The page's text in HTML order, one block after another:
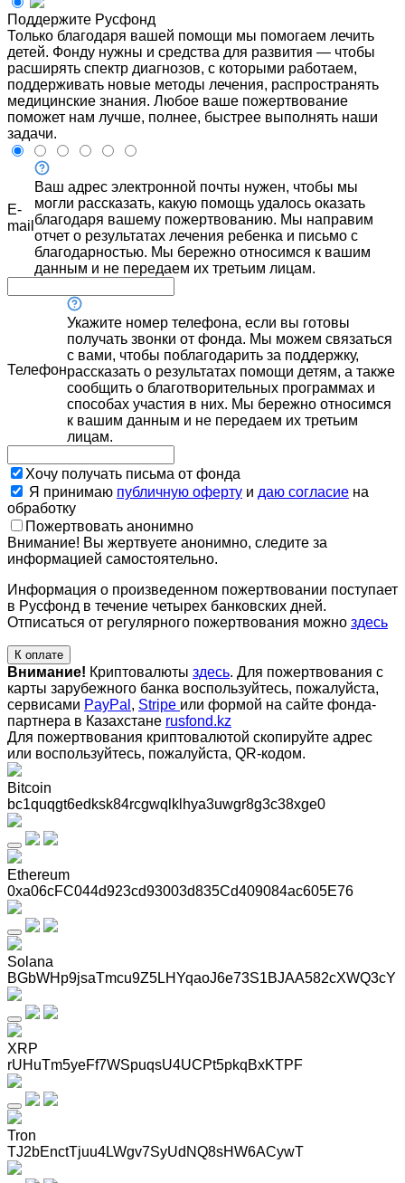
Поддержите Русфонд
Только благодаря вашей помощи мы помогаем лечить
детей. Фонду нужны и средства для развития — чтобы
расширять спектр диагнозов, с которыми работаем,
поддерживать новые методы лечения, распространять
медицинские знания. Любое ваше пожертвование
поможет нам лучше, полнее, быстрее выполнять наши
задачи.
E-
mail
Ваш адрес электронной почты нужен, чтобы мы
могли рассказать, какую помощь удалось оказать
благодаря вашему пожертвованию. Мы направим
отчет о результатах лечения ребенка и письмо с
благодарностью. Мы бережно относимся к вашим
данным и не передаем их третьим лицам.
Телефон
Укажите номер телефона, если вы готовы
получать звонки от фонда. Мы можем связаться
с вами, чтобы поблагодарить за поддержку,
рассказать о результатах помощи детям, а также
сообщить о благотворительных программах и
способах участия в них. Мы бережно относимся
к вашим данным и не передаем их третьим
лицам.
Хочу получать письма от фонда
Я принимаю публичную оферту и даю согласие на
обработку
Пожертвовать анонимно
Внимание! Вы жертвуете анонимно, следите за
информацией самостоятельно.
Информация о произведенном пожертвовании поступает
в Русфонд в течение четырех банковских дней.
Отписаться от регулярного пожертвования можно здесь
К оплате
Внимание! Криптовалюты здесь. Для пожертвования с
карты зарубежного банка воспользуйтесь, пожалуйста,
сервисами PayPal , Stripe или формой на сайте фонда-
партнера в Казахстане rusfond.kz
Для пожертвования криптовалютой скопируйте адрес
или воспользуйтесь, пожалуйста, QR-кодом.
Bitcoin
bc1quqgt6edksk84rcgwqlklhya3uwgr8g3c38xge0
Ethereum
0xa06cFC044d923cd93003d835Cd409084ac605E76
Solana
BGbWHp9jsaTmcu9Z5LHYqaoJ6e73S1BJAA582cXWQ3cY
XRP
rUHuTm5yeFf7WSpuqsU4UCPt5pkqBxKTPF
Tron
TJ2bEnctTjuu4LWgv7SyUdNQ8sHW6ACywT